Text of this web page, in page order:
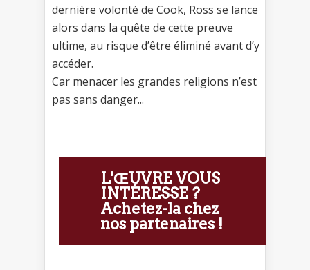
dernière volonté de Cook, Ross se lance
alors dans la quête de cette preuve
ultime, au risque d’être éliminé avant d’y
accéder.
Car menacer les grandes religions n’est
pas sans danger...
L'ŒUVRE VOUS
INTÉRESSE ?
Achetez-la chez
nos partenaires !